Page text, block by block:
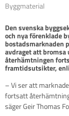
Byggmaterial
Den svenska
och nya förenklade
bostadsmarknaden
avdraget att bromsa
återhämtningen
framtidsutsikter,
– Vi ser att
fortsatt
säger Geir Thomas